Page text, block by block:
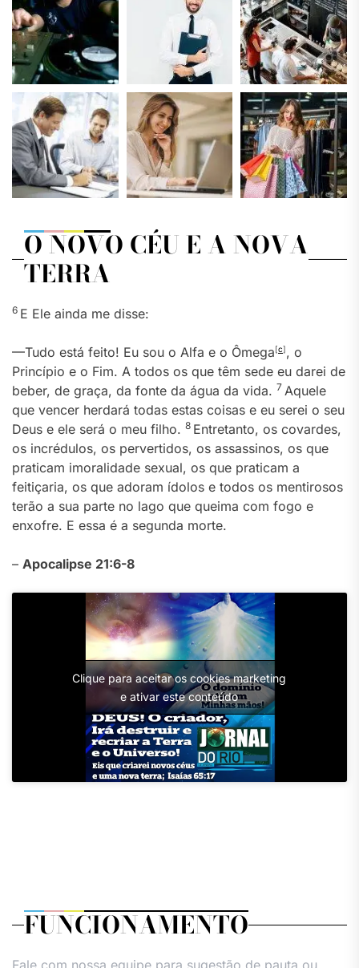
O NOVO CÉU E A NOVA
TERRA
6 E Ele ainda me disse:
—Tudo está feito! Eu sou o Alfa e o Ômega[c], o
Princípio e o Fim. A todos os que têm sede eu darei de
beber, de graça, da fonte da água da vida. 7 Aquele
que vencer herdará todas estas coisas e eu serei o seu
Deus e ele será o meu filho. 8 Entretanto, os covardes,
os incrédulos, os pervertidos, os assassinos, os que
praticam imoralidade sexual, os que praticam a
feitiçaria, os que adoram ídolos e todos os mentirosos
terão a sua parte no lago que queima com fogo e
enxofre. E essa é a segunda morte.
– Apocalipse 21:6-8
Clique para aceitar os cookies marketing
e ativar este conteúdo
FUNCIONAMENTO
Fale com nossa equipe para sugestão de pauta ou